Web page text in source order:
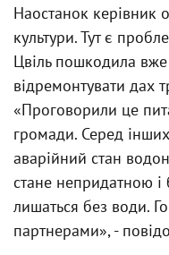
Наостанок керівник
культури. Тут є
Цвіль пошкодила
відремонтувати дах
«Проговорили це
громади. Серед
аварійний стан
стане непридатною
лишаться без води.
партнерами», -